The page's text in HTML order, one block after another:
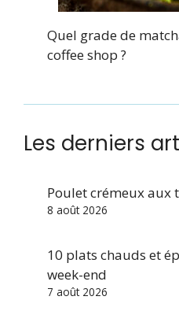
Quel grade de
coffee shop ?
Les derniers
Poulet crémeux aux
8 août 2026
10 plats chauds et
week-end
7 août 2026